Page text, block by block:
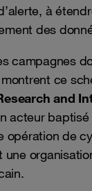
à
des
campagnes
ce
and
acteur baptisé
opération de
une